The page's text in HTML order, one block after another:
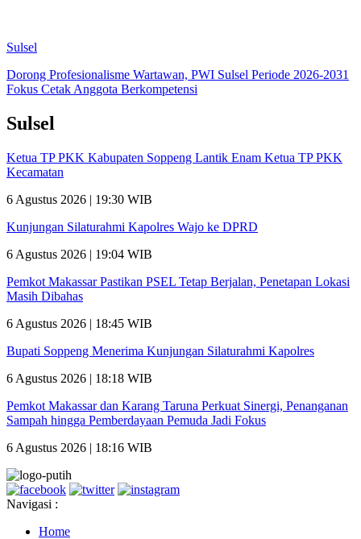
Sulsel
Dorong Profesionalisme Wartawan, PWI Sulsel Periode 2026-2031
Fokus Cetak Anggota Berkompetensi
Sulsel
Ketua TP PKK Kabupaten Soppeng Lantik Enam Ketua TP PKK
Kecamatan
6 Agustus 2026 | 19:30 WIB
Kunjungan Silaturahmi Kapolres Wajo ke DPRD
6 Agustus 2026 | 19:04 WIB
Pemkot Makassar Pastikan PSEL Tetap Berjalan, Penetapan Lokasi
Masih Dibahas
6 Agustus 2026 | 18:45 WIB
Bupati Soppeng Menerima Kunjungan Silaturahmi Kapolres
6 Agustus 2026 | 18:18 WIB
Pemkot Makassar dan Karang Taruna Perkuat Sinergi, Penanganan
Sampah hingga Pemberdayaan Pemuda Jadi Fokus
6 Agustus 2026 | 18:16 WIB
Navigasi :
Home